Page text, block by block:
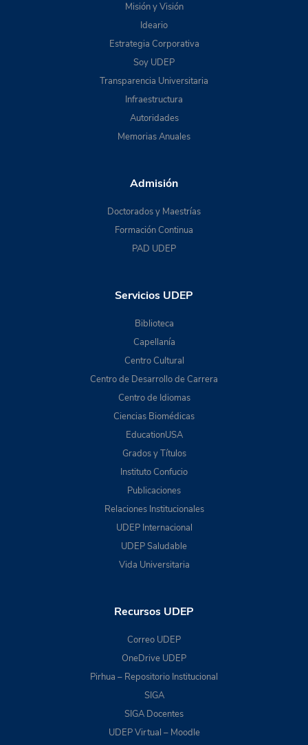
Misión y Visión
Ideario
Estrategia Corporativa
Soy UDEP
Transparencia Universitaria
Infraestructura
Autoridades
Memorias Anuales
Admisión
Doctorados y Maestrías
Formación Continua
PAD UDEP
Servicios UDEP
Biblioteca
Capellanía
Centro Cultural
Centro de Desarrollo de Carrera
Centro de Idiomas
Ciencias Biomédicas
EducationUSA
Grados y Títulos
Instituto Confucio
Publicaciones
Relaciones Institucionales
UDEP Internacional
UDEP Saludable
Vida Universitaria
Recursos UDEP
Correo UDEP
OneDrive UDEP
Pirhua – Repositorio Institucional
SIGA
SIGA Docentes
UDEP Virtual – Moodle